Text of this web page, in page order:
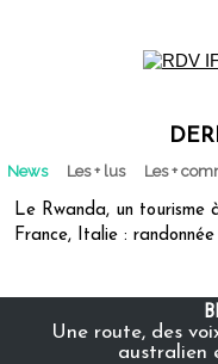
News Les + lus Les +
Le Rwanda, un tourisme
France, Italie :
Une route, des
australien